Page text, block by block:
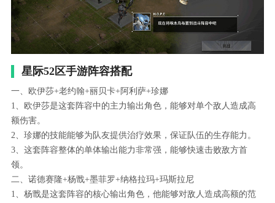
星际52区手游阵容搭配
一、欧伊莎+老约翰+丽贝卡+阿利萨+珍娜
1、欧伊莎是这套阵容中的主力输出角色，能够对单个敌人造成高
额伤害。
2、珍娜的技能能够为队友提供治疗效果，保证队伍的生存能力。
3、这套阵容整体的单体输出能力非常强，能够快速击败敌方首
领。
二、诺德赛隆+杨戬+墨菲罗+纳格拉玛+玛斯拉尼
1、杨戬是这套阵容的核心输出角色，他能够对敌人造成高额的范